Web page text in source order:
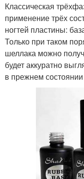
Классическая
применение трёх
ногтей пластины:
Только при таком
шеллака можно
будет аккуратно
в прежнем